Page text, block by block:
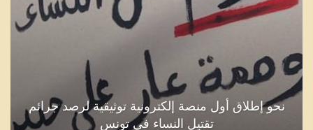
نحو إطلاق أول منصة إلكترونية توثيقية لرصد جرائم
تقتيل النساء في تونس